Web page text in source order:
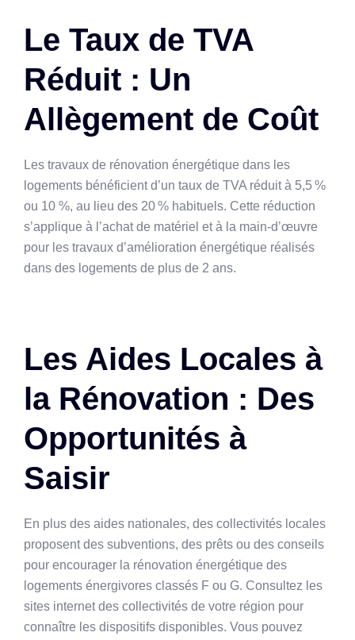
Le Taux de TVA
Réduit : Un
Allègement de Coût
Les travaux de rénovation énergétique dans les
logements bénéficient d’un taux de TVA réduit à 5,5 %
ou 10 %, au lieu des 20 % habituels. Cette réduction
s’applique à l’achat de matériel et à la main-d’œuvre
pour les travaux d’amélioration énergétique réalisés
dans des logements de plus de 2 ans.
Les Aides Locales à
la Rénovation : Des
Opportunités à
Saisir
En plus des aides nationales, des collectivités locales
proposent des subventions, des prêts ou des conseils
pour encourager la rénovation énergétique des
logements énergivores classés F ou G. Consultez les
sites internet des collectivités de votre région pour
connaître les dispositifs disponibles. Vous pouvez